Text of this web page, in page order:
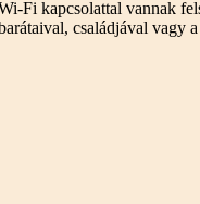
Fi kapcsolattal vannak
családjával vagy